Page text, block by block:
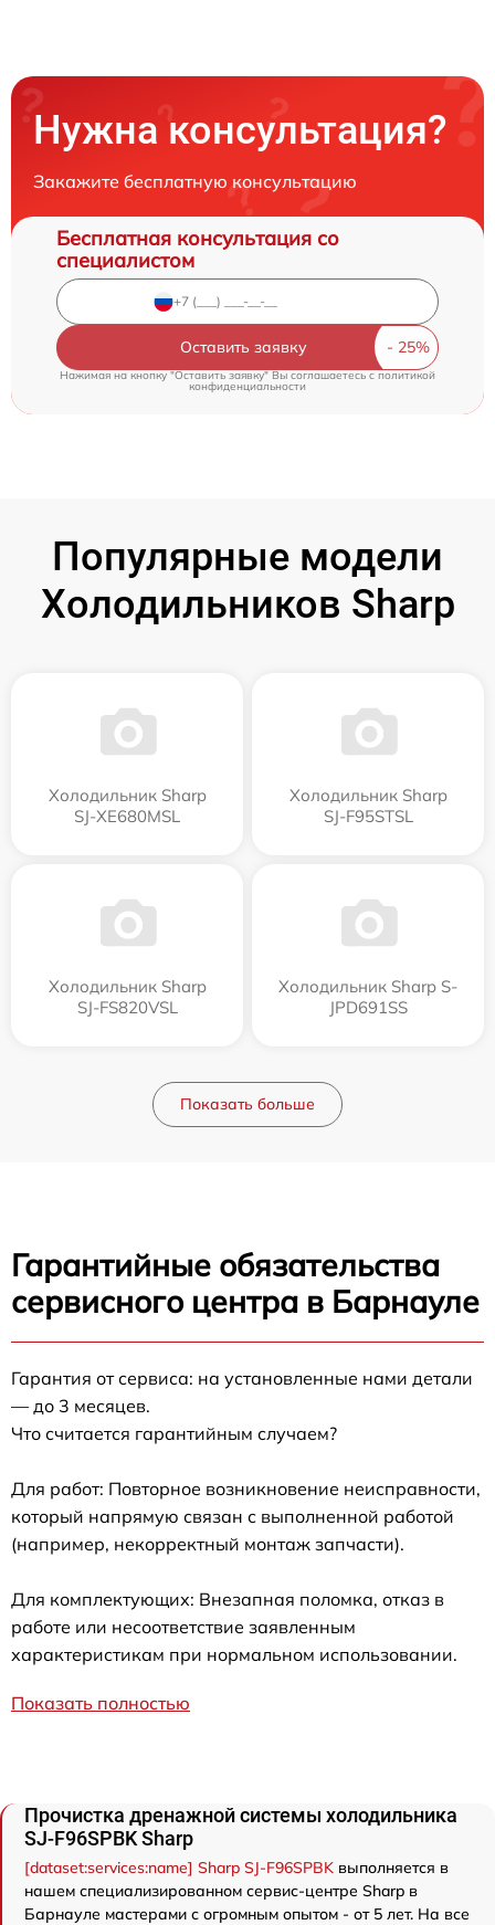
Нужна консультация?
Закажите бесплатную консультацию
Бесплатная консультация со
специалистом
Оставить заявку
Нажимая на кнопку "Оставить заявку" Вы соглашаетесь cполитикой
конфиденциальности
Популярные модели
Холодильников Sharp
Холодильник Sharp
SJ-XE680MSL
Холодильник Sharp
SJ-F95STSL
Холодильник Sharp
SJ-FS820VSL
Холодильник Sharp S-
JPD691SS
Показать больше
Гарантийные обязательства
сервисного центра в Барнауле
Гарантия от сервиса: на установленные нами детали
— до 3 месяцев.
Что считается гарантийным случаем?
Для работ: Повторное возникновение неисправности,
который напрямую связан с выполненной работой
(например, некорректный монтаж запчасти).
Для комплектующих: Внезапная поломка, отказ в
работе или несоответствие заявленным
характеристикам при нормальном использовании.
Показать полностью
Прочистка дренажной системы холодильника
SJ-F96SPBK Sharp
[dataset:services:name] Sharp SJ-F96SPBK выполняется в
нашем специализированном сервис-центре Sharp в
Барнауле мастерами с огромным опытом - от 5 лет. На все